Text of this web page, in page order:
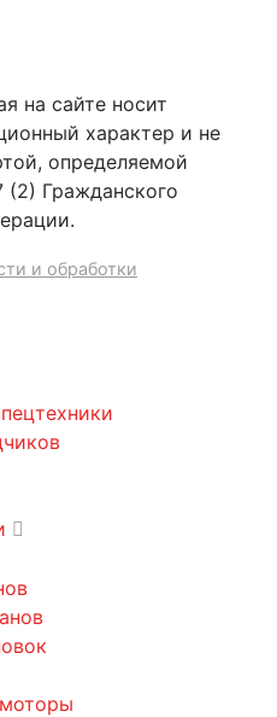
на сайте носит
характер и не
определяемой
Гражданского
и обработки